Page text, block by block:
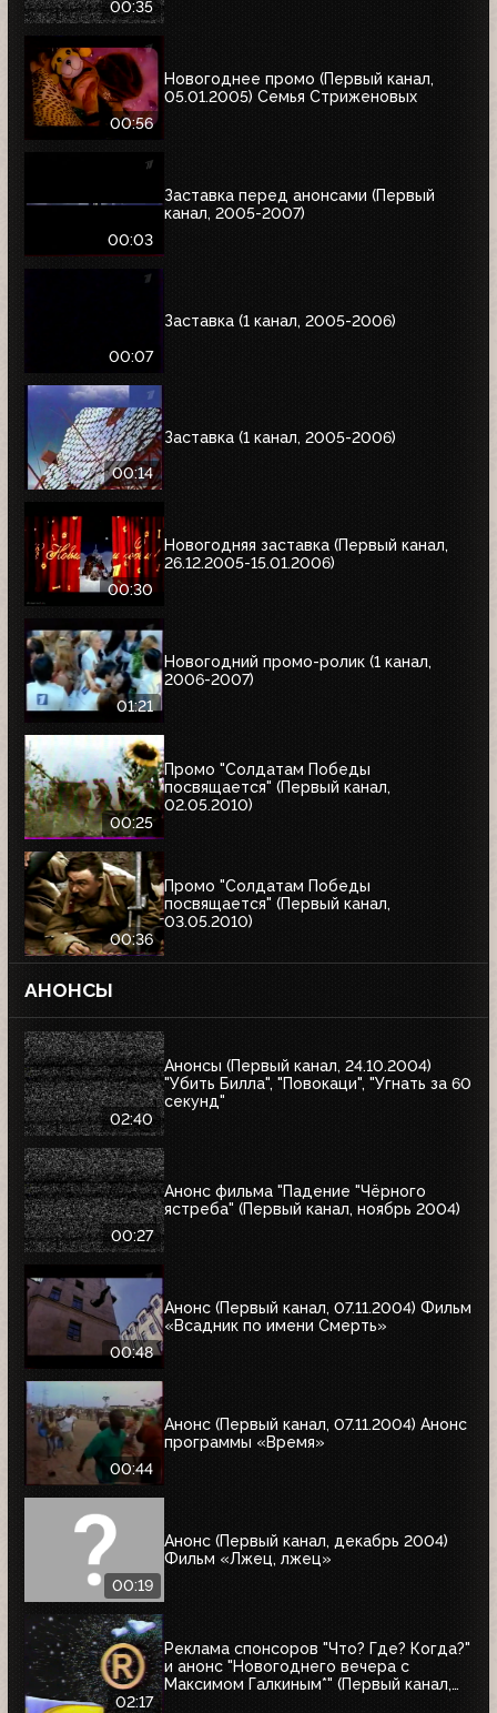
00:35
00:56
Новогоднее промо (Первый канал,
05.01.2005) Семья Стриженовых
00:03
Заставка перед анонсами (Первый
канал, 2005-2007)
00:07
Заставка (1 канал, 2005-2006)
00:14
Заставка (1 канал, 2005-2006)
00:30
Новогодняя заставка (Первый канал,
26.12.2005-15.01.2006)
01:21
Новогодний промо-ролик (1 канал,
2006-2007)
00:25
Промо "Солдатам Победы
посвящается" (Первый канал,
02.05.2010)
00:36
Промо "Солдатам Победы
посвящается" (Первый канал,
03.05.2010)
АНОНСЫ
02:40
Анонсы (Первый канал, 24.10.2004)
"Убить Билла", "Повокаци", "Угнать за 60
секунд"
00:27
Анонс фильма "Падение "Чёрного
ястреба" (Первый канал, ноябрь 2004)
00:48
Анонс (Первый канал, 07.11.2004) Фильм
«Всадник по имени Смерть»
00:44
Анонс (Первый канал, 07.11.2004) Анонс
программы «Время»
00:19
Анонс (Первый канал, декабрь 2004)
Фильм «Лжец, лжец»
02:17
Реклама спонсоров "Что? Где? Когда?"
и анонс "Новогоднего вечера с
Максимом Галкиным*" (Первый канал,